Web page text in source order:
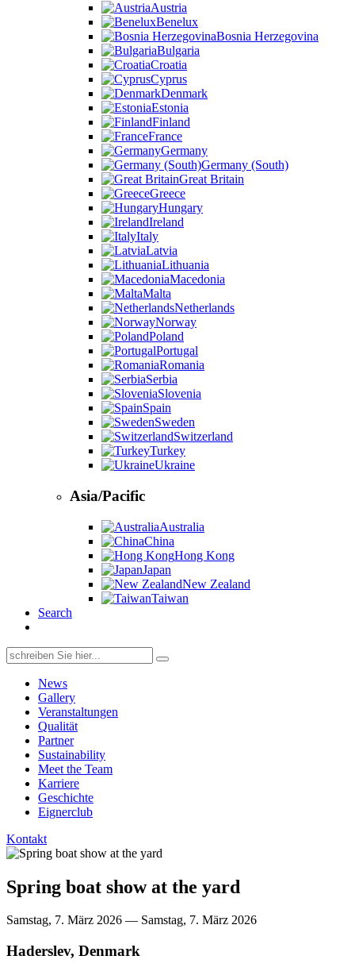
Austria
Benelux
Bosnia Herzegovina
Bulgaria
Croatia
Cyprus
Denmark
Estonia
Finland
France
Germany
Germany (South)
Great Britain
Greece
Hungary
Ireland
Italy
Latvia
Lithuania
Macedonia
Malta
Netherlands
Norway
Poland
Portugal
Romania
Serbia
Slovenia
Spain
Sweden
Switzerland
Turkey
Ukraine
Asia/Pacific
Australia
China
Hong Kong
Japan
New Zealand
Taiwan
Search
Search
for:
News
Gallery
Veranstaltungen
Qualität
Partner
Sustainability
Meet the Team
Karriere
Geschichte
Eignerclub
Kontakt
Spring boat show at the yard
Samstag, 7. März 2026 — Samstag, 7. März 2026
Haderslev, Denmark